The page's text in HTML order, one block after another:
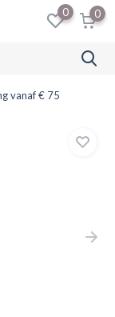
0 0
vanaf € 75